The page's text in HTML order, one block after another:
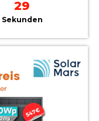
28
Sekunden